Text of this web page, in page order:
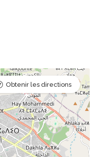
Obtenir les directions